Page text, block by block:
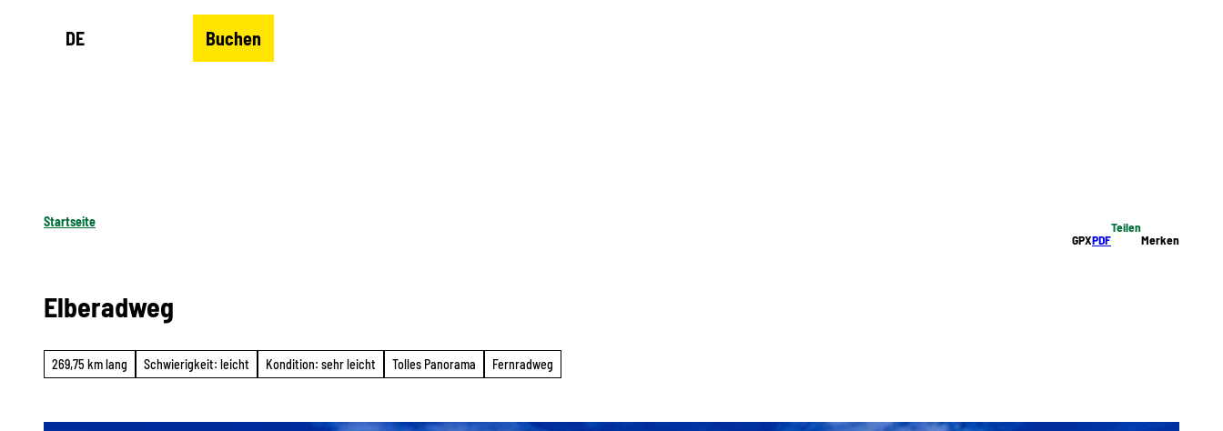
DE Buchen
Startseite
GPXPDF
Teilen
Merken
Elberadweg
269,75 km lang Schwierigkeit: leicht Kondition: sehr leicht Tolles Panorama Fernradweg